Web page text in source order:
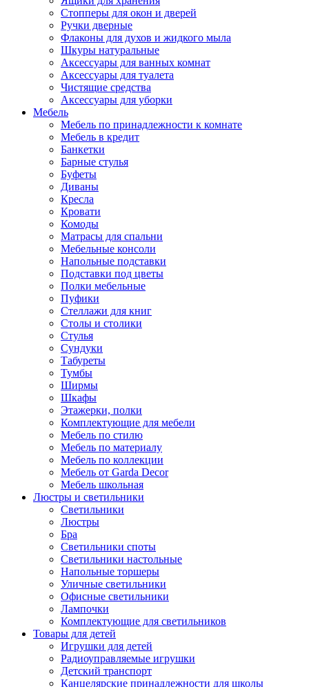
Стопперы для окон и дверей
Ручки дверные
Флаконы для духов и жидкого мыла
Шкуры натуральные
Аксессуары для ванных комнат
Аксессуары для туалета
Чистящие средства
Аксессуары для уборки
Мебель
Мебель по принадлежности к комнате
Мебель в кредит
Банкетки
Барные стулья
Буфеты
Диваны
Кресла
Кровати
Комоды
Матрасы для спальни
Мебельные консоли
Напольные подставки
Подставки под цветы
Полки мебельные
Пуфики
Стеллажи для книг
Столы и столики
Стулья
Сундуки
Табуреты
Тумбы
Ширмы
Шкафы
Этажерки, полки
Комплектующие для мебели
Мебель по стилю
Мебель по материалу
Мебель по коллекции
Мебель от Garda Decor
Мебель школьная
Люстры и светильники
Светильники
Люстры
Бра
Светильники споты
Светильники настольные
Напольные торшеры
Уличные светильники
Офисные светильники
Лампочки
Комплектующие для светильников
Товары для детей
Игрушки для детей
Радиоуправляемые игрушки
Детский транспорт
Канцелярские принадлежности для школы